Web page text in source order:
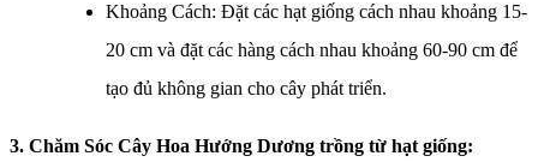
Khoảng Cách: Đặt các hạt giống cách nhau khoảng 15-
20 cm và đặt các hàng cách nhau khoảng 60-90 cm để
tạo đủ không gian cho cây phát triển.
3. Chăm Sóc Cây Hoa Hướng Dương trồng từ hạt giống: